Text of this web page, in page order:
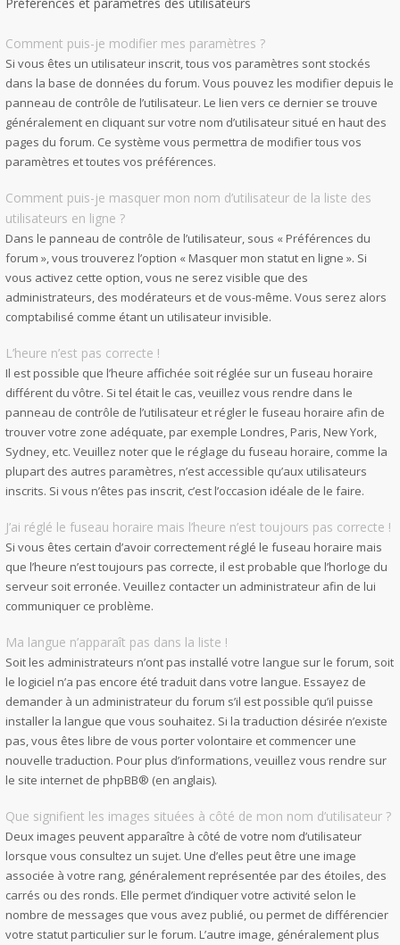
Comment puis-je modifier mes paramètres ?
Si vous êtes un utilisateur inscrit, tous vos paramètres sont stockés
dans la base de données du forum. Vous pouvez les modifier depuis le
panneau de contrôle de l’utilisateur. Le lien vers ce dernier se trouve
généralement en cliquant sur votre nom d’utilisateur situé en haut des
pages du forum. Ce système vous permettra de modifier tous vos
paramètres et toutes vos préférences.
Comment puis-je masquer mon nom d’utilisateur de la liste des
utilisateurs en ligne ?
Dans le panneau de contrôle de l’utilisateur, sous « Préférences du
forum », vous trouverez l’option « Masquer mon statut en ligne ». Si
vous activez cette option, vous ne serez visible que des
administrateurs, des modérateurs et de vous-même. Vous serez alors
comptabilisé comme étant un utilisateur invisible.
L’heure n’est pas correcte !
Il est possible que l’heure affichée soit réglée sur un fuseau horaire
différent du vôtre. Si tel était le cas, veuillez vous rendre dans le
panneau de contrôle de l’utilisateur et régler le fuseau horaire afin de
trouver votre zone adéquate, par exemple Londres, Paris, New York,
Sydney, etc. Veuillez noter que le réglage du fuseau horaire, comme la
plupart des autres paramètres, n’est accessible qu’aux utilisateurs
inscrits. Si vous n’êtes pas inscrit, c’est l’occasion idéale de le faire.
J’ai réglé le fuseau horaire mais l’heure n’est toujours pas correcte !
Si vous êtes certain d’avoir correctement réglé le fuseau horaire mais
que l’heure n’est toujours pas correcte, il est probable que l’horloge du
serveur soit erronée. Veuillez contacter un administrateur afin de lui
communiquer ce problème.
Ma langue n’apparaît pas dans la liste !
Soit les administrateurs n’ont pas installé votre langue sur le forum, soit
le logiciel n’a pas encore été traduit dans votre langue. Essayez de
demander à un administrateur du forum s’il est possible qu’il puisse
installer la langue que vous souhaitez. Si la traduction désirée n’existe
pas, vous êtes libre de vous porter volontaire et commencer une
nouvelle traduction. Pour plus d’informations, veuillez vous rendre sur
le site internet de phpBB® (en anglais).
Que signifient les images situées à côté de mon nom d’utilisateur ?
Deux images peuvent apparaître à côté de votre nom d’utilisateur
lorsque vous consultez un sujet. Une d’elles peut être une image
associée à votre rang, généralement représentée par des étoiles, des
carrés ou des ronds. Elle permet d’indiquer votre activité selon le
nombre de messages que vous avez publié, ou permet de différencier
votre statut particulier sur le forum. L’autre image, généralement plus